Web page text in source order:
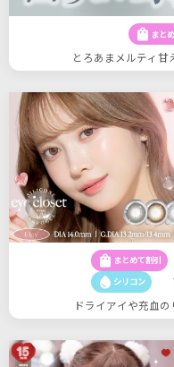
shopping_bag まと
とろあまメルティ
shopping_bag まとめて割引
water_drop シリコン
ドライアイや充血